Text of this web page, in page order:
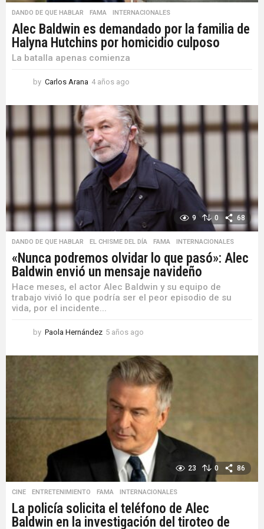
DANDO DE QUE HABLAR ,FAMA INTERNACIONALES
Alec Baldwin es demandado por la familia de
Halyna Hutchins por homicidio culposo
La batalla apenas comienza
by Carlos Arana 4 años ago
ñ
o
s
a
g
o
9 0 68
DANDO DE QUE HABLAR ,EL CHISME DEL DÍA ,FAMA INTERNACIONALES
«Nunca podremos olvidar lo que pasó»: Alec
Baldwin envió un mensaje navideño
Hace meses, el actor Alec Baldwin y su equipo de
trabajo vivió lo que podría ser el peor episodio de su
vida, por el incidente...
by Paola Hernández 5 años ago
ñ
s
a
o
23 0 86
CINE ,ENTRETENIMIENTO ,FAMA INTERNACIONALES
La policía solicita el teléfono de Alec
Baldwin en la investigación del tiroteo de